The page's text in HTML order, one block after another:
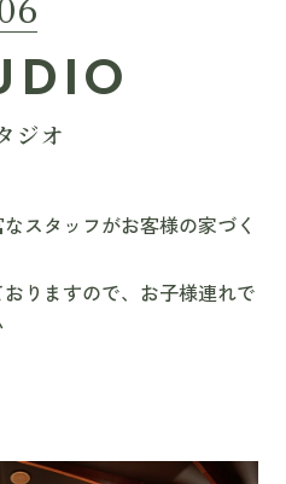
ジオ
スタッフがお客様の家づく
りますので、お子様連れで